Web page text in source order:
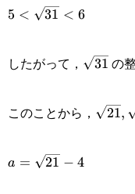
5\lt\sqrt{31}\lt6
5 < 31 < 6
したがって， 31 の
このことから， 21,
a=\sqrt{21}-4
a = 21 − 4